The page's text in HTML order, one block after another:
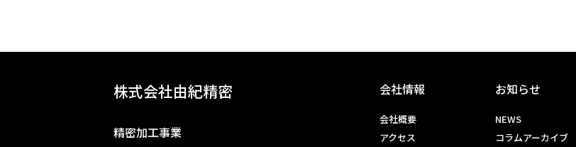
株式会社由紀精密
精密加工事業
会社情報
会社概要
アクセス
お知らせ
NEWS
コラムアーカイブ